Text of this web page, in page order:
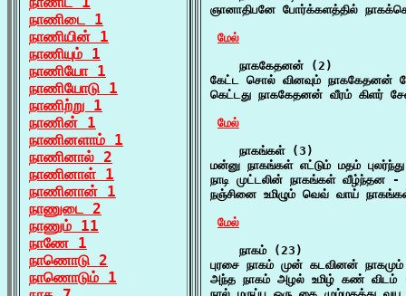
நாணிடை 1
நாணியின் 1
நாணியும் 1
நாணியோ 1
நாணியோடு 1
நாணிற்று 1
நாணின் 1
நாணினளாம் 1
நாணினால் 2
நாணினாள் 1
நாணினான் 1
நாணுடை 2
நாணும் 11
நாணே 1
நாணொடு 2
நாணொடும் 1
ஞானாதிபனே போர்க்களத்தில்
மேல்
    நாககேதனன் (2)
கேட்ட சொல் வினவும் நாககேதனன்
கெட்டது நாககேதனன் வீரம் கிளர்
மேல்
    நாகங்கள் (3)
மன்னு நாகங்கள் எட்டும் மதம்
நாடி முட்டலின் நாகங்கள் வீழ்ந்தன -
நஞ்சினை உமிழும் வெவ் வாய்
மேல்
    நாகம் (23)
புரசை நாகம் முன் கடவினன்
அந்த நாகம் அழல் உமிழ் கண் விடம்